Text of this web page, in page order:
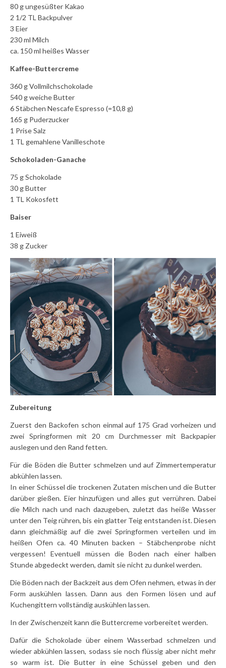
80 g ungesüßter Kakao
2 1/2 TL Backpulver
3 Eier
230 ml Milch
ca. 150 ml heißes Wasser
Kaffee-Buttercreme
360 g Vollmilchschokolade
540 g weiche Butter
6 Stäbchen Nescafe Espresso (=10,8 g)
165 g Puderzucker
1 Prise Salz
1 TL gemahlene Vanilleschote
Schokoladen-Ganache
75 g Schokolade
30 g Butter
1 TL Kokosfett
Baiser
1 Eiweiß
38 g Zucker
Zubereitung
Zuerst den Backofen schon einmal auf 175 Grad vorheizen und
zwei Springformen mit 20 cm Durchmesser mit Backpapier
auslegen und den Rand fetten.
Für die Böden die Butter schmelzen und auf Zimmertemperatur
abkühlen lassen.
In einer Schüssel die trockenen Zutaten mischen und die Butter
darüber gießen. Eier hinzufügen und alles gut verrühren. Dabei
die Milch nach und nach dazugeben, zuletzt das heiße Wasser
unter den Teig rühren, bis ein glatter Teig entstanden ist. Diesen
dann gleichmäßig auf die zwei Springformen verteilen und im
heißen Ofen ca. 40 Minuten backen – Stäbchenprobe nicht
vergessen! Eventuell müssen die Boden nach einer halben
Stunde abgedeckt werden, damit sie nicht zu dunkel werden.
Die Böden nach der Backzeit aus dem Ofen nehmen, etwas in der
Form auskühlen lassen. Dann aus den Formen lösen und auf
Kuchengittern vollständig auskühlen lassen.
In der Zwischenzeit kann die Buttercreme vorbereitet werden.
Dafür die Schokolade über einem Wasserbad schmelzen und
wieder abkühlen lassen, sodass sie noch flüssig aber nicht mehr
so warm ist. Die Butter in eine Schüssel geben und den